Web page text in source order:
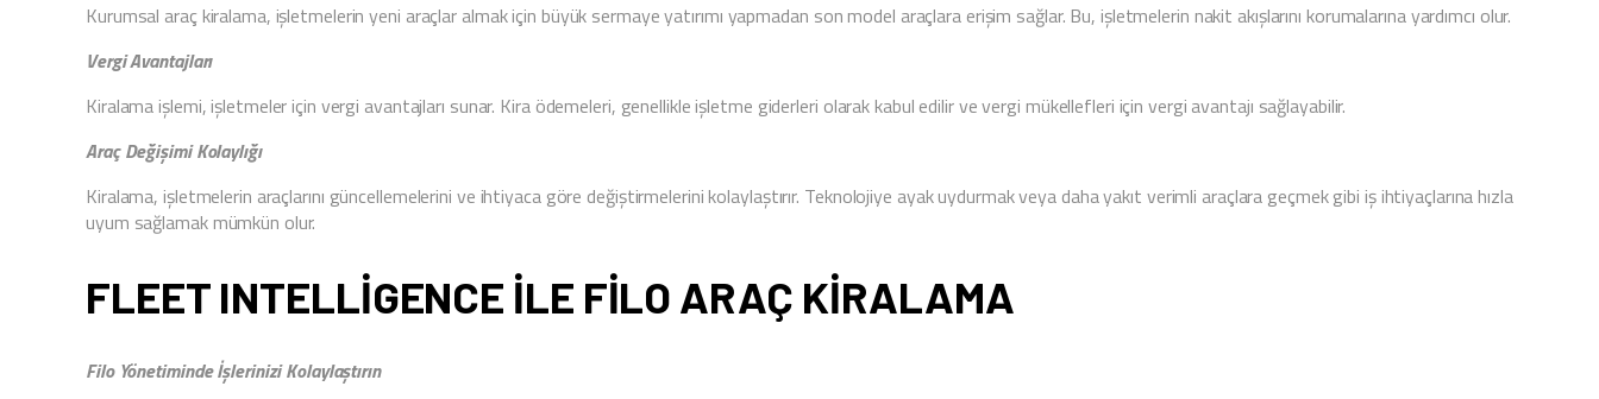
Kurumsal araç kiralama, işletmelerin yeni araçlar almak için büyük sermaye yatırımı yapmadan son model araçlara erişim sağlar. Bu, işletmelerin nakit akışlarını korumalarına yardımcı olur.
Vergi Avantajları
Kiralama işlemi, işletmeler için vergi avantajları sunar. Kira ödemeleri, genellikle işletme giderleri olarak kabul edilir ve vergi mükellefleri için vergi avantajı sağlayabilir.
Araç Değişimi Kolaylığı
Kiralama, işletmelerin araçlarını güncellemelerini ve ihtiyaca göre değiştirmelerini kolaylaştırır. Teknolojiye ayak uydurmak veya daha yakıt verimli araçlara geçmek gibi iş ihtiyaçlarına hızla
uyum sağlamak mümkün olur.
FLEET INTELLIGENCE ILE FILO ARAÇ KIRALAMA
Filo Yönetiminde İşlerinizi Kolaylaştırın